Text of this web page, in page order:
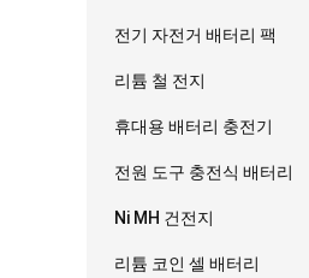
전기 자전거 배터리 팩
리튬 철 전지
휴대용 배터리 충전기
전원 도구 충전식 배터리
Ni MH 건전지
리튬 코인 셀 배터리